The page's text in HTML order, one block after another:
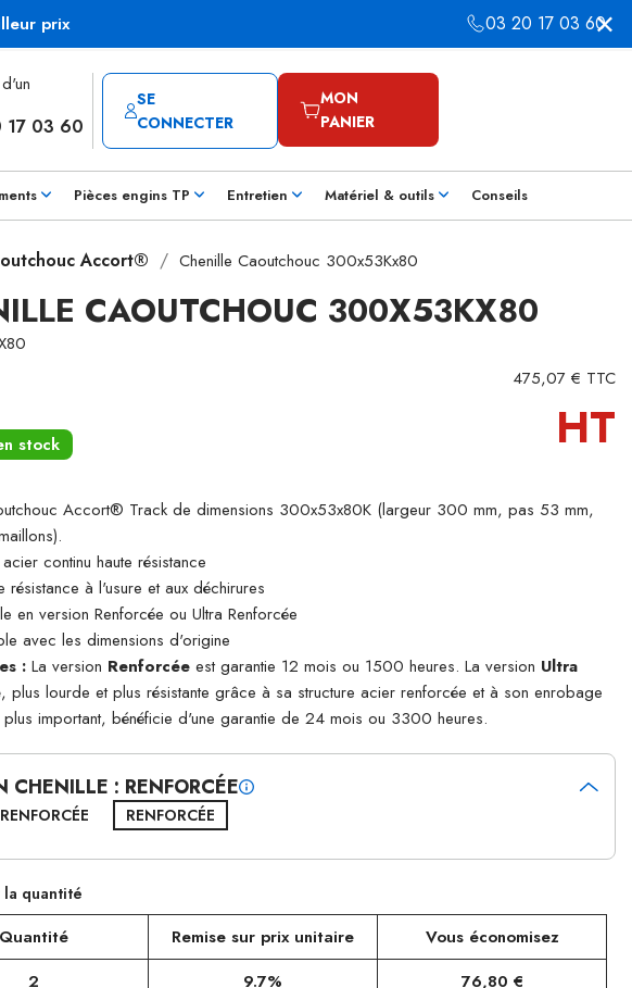
prix 03 20 17 03 60
17 03 60
SE
CONNECTER
MON
PANIER
Pièces engins TP Entretien Matériel & outils Conseils
Accort® Chenille Caoutchouc 300x53Kx80
CAOUTCHOUC 300X53KX80
475,07 € TTC
stock HT
Accort® Track de dimensions 300x53x80K (largeur 300 mm, pas 53 mm,
continu haute résistance
résistance à l'usure et aux déchirures
en version Renforcée ou Ultra Renforcée
avec les dimensions d'origine
: La version Renforcée est garantie 12 mois ou 1500 heures. La version Ultra
, plus lourde et plus résistante grâce à sa structure acier renforcée et à son enrobage
important, bénéficie d'une garantie de 24 mois ou 3300 heures.
CHENILLE : RENFORCÉE
RENFORCÉE
la quantité
Quantité Remise sur prix unitaire
Vous économisez
2
9.7% 76,80 €